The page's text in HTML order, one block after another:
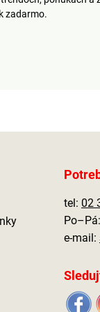
zadarmo.
tel: 02
e-mail: